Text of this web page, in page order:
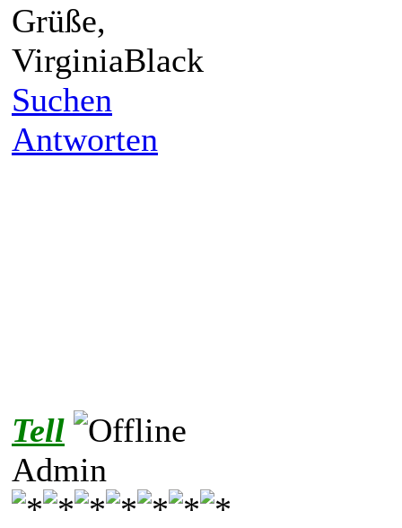
Grüße,
VirginiaBlack
Suchen
Antworten
Tell
Admin